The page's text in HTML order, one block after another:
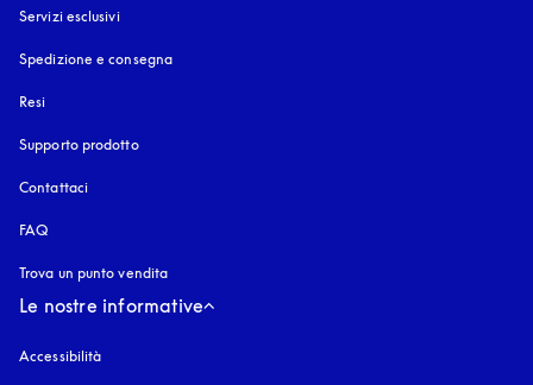
Servizi esclusivi
Spedizione e consegna
Resi
Supporto prodotto
Contattaci
FAQ
Trova un punto vendita
Le nostre informative
Accessibilità